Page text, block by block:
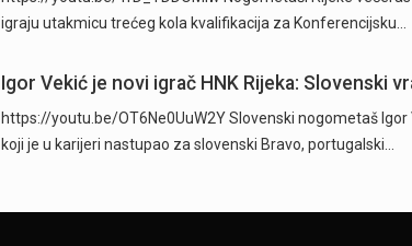
igraju utakmicu trećeg kola kvalifikacija za Konferencijsku…
Igor Vekić je novi igrač HNK Rijeka: Slovenski
https://youtu.be/OT6Ne0UuW2Y Slovenski nogometaš Igor
koji je u karijeri nastupao za slovenski Bravo, portugalski…